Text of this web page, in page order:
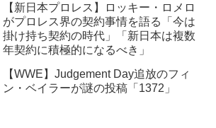
【新日本プロレス】ロッキー・ロメロ
がプロレス界の契約事情を語る「今は
掛け持ち契約の時代」「新日本は複数
年契約に積極的になるべき」
【WWE】Judgement Day追放のフィ
ン・ベイラーが謎の投稿「1372」